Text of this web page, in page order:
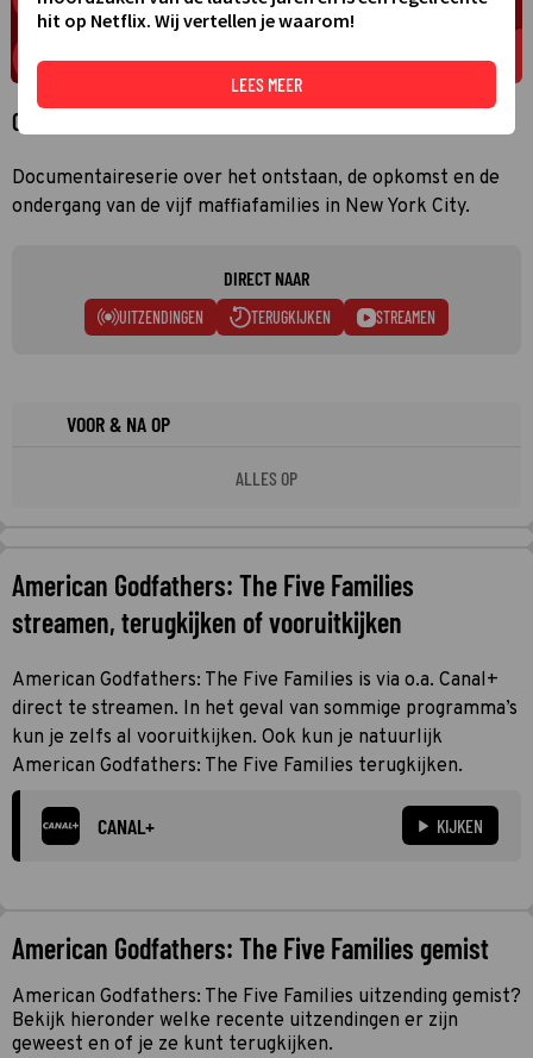
Over American Godfathers: The Five Families
Documentaireserie over het ontstaan, de opkomst en de
ondergang van de vijf maffiafamilies in New York City.
DIRECT NAAR
UITZENDINGEN TERUGKIJKEN STREAMEN
VOOR & NA OP
ALLES OP
American Godfathers: The Five Families
streamen, terugkijken of vooruitkijken
American Godfathers: The Five Families is via o.a. Canal+
direct te streamen. In het geval van sommige programma’s
kun je zelfs al vooruitkijken. Ook kun je natuurlijk
American Godfathers: The Five Families terugkijken.
CANAL+ KIJKEN
American Godfathers: The Five Families gemist
American Godfathers: The Five Families uitzending gemist?
Bekijk hieronder welke recente uitzendingen er zijn
geweest en of je ze kunt terugkijken.
hit op Netflix. Wij vertellen je waarom!
LEES MEER